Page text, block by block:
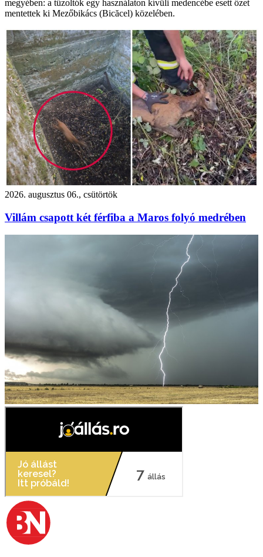
megyében: a tűzoltók egy használaton kívüli medencébe esett őzet
mentettek ki Mezőbikács (Bicăcel) közelében.
2026. augusztus 06., csütörtök
Villám csapott két férfiba a Maros folyó medrében